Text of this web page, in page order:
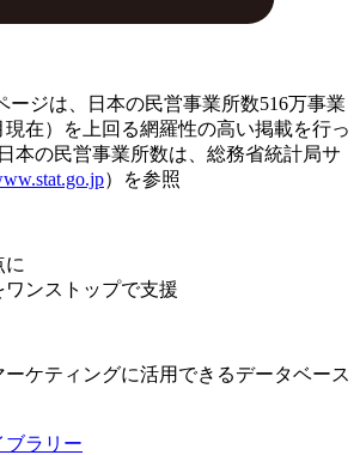
ジは、日本の民営事業所数516万事業
現在）を上回る網羅性の高い掲載を行っ
本の民営事業所数は、総務省統計局サ
）を参照
に
ンストップで支援
ケティングに活用できるデータベース